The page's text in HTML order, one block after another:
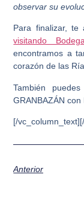
observar su
Para finalizar, te
visitando
encontramos a
corazón de las
También
GRANBAZÁN
[/
Anterior